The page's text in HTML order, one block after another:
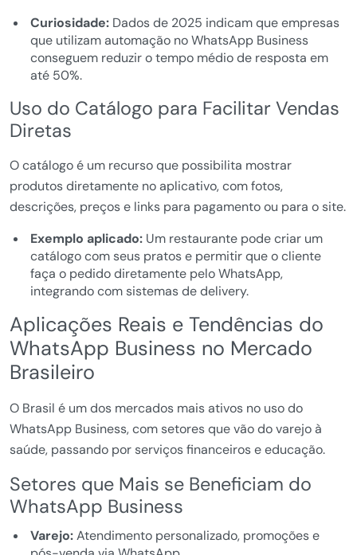
Curiosidade:Dados de 2025 indicam que empresas
que utilizam automação no WhatsApp Business
conseguem reduzir o tempo médio de resposta em
até 50%.
Uso do Catálogo para Facilitar Vendas
Diretas
O catálogo é um recurso que possibilita mostrar
produtos diretamente no aplicativo, com fotos,
descrições, preços e links para pagamento ou para o site.
Exemplo aplicado:Um restaurante pode criar um
catálogo com seus pratos e permitir que o cliente
faça o pedido diretamente pelo WhatsApp,
integrando com sistemas de delivery.
Aplicações Reais e Tendências do
WhatsApp Business no Mercado
Brasileiro
O Brasil é um dos mercados mais ativos no uso do
WhatsApp Business, com setores que vão do varejo à
saúde, passando por serviços financeiros e educação.
Setores que Mais se Beneficiam do
WhatsApp Business
Varejo:Atendimento personalizado, promoções e